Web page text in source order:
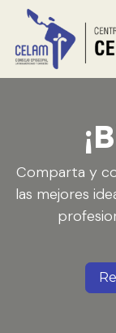
Ir al contenido
Comparta y
las mejores